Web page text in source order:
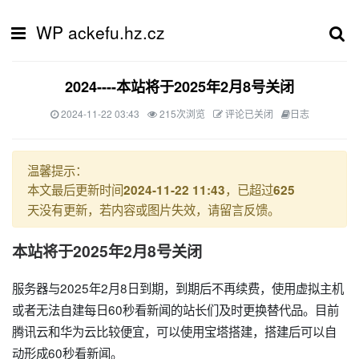
WP ackefu.hz.cz
2024----本站将于2025年2月8号关闭
2024-11-22 03:43 215次浏览 评论已关闭 日志
温馨提示：
本文最后更新时间2024-11-22 11:43，已超过625
天没有更新，若内容或图片失效，请留言反馈。
本站将于2025年2月8号关闭
服务器与2025年2月8日到期，到期后不再续费，使用虚拟主机
或者无法自建每日60秒看新闻的站长们及时更换替代品。目前
腾讯云和华为云比较便宜，可以使用宝塔搭建，搭建后可以自
动形成60秒看新闻。